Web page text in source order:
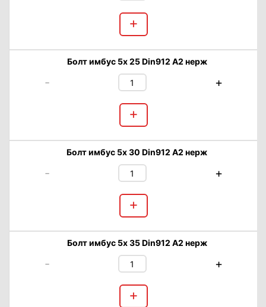
+
Болт имбус 5х 25 Din912 А2 нерж
- +
+
Болт имбус 5х 30 Din912 А2 нерж
- +
+
Болт имбус 5х 35 Din912 А2 нерж
- +
+